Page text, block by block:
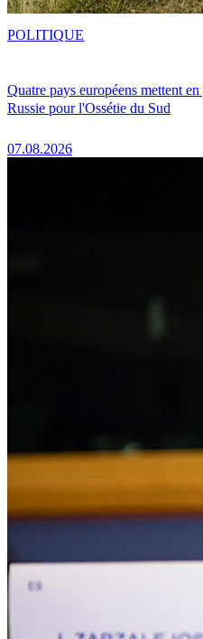
Quatre pays européens mettent
Russie pour l'Ossétie du Sud
07.08.2026
POLITIQUE